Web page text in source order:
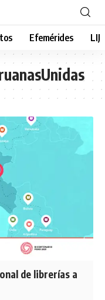
Efemérides LIJ
de librerías a